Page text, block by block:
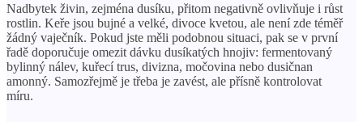
Nadbytek živin, zejména dusíku, přitom negativně ovlivňuje i růst
rostlin. Keře jsou bujné a velké, divoce kvetou, ale není zde téměř
žádný vaječník. Pokud jste měli podobnou situaci, pak se v první
řadě doporučuje omezit dávku dusíkatých hnojiv: fermentovaný
bylinný nálev, kuřecí trus, divizna, močovina nebo dusičnan
amonný. Samozřejmě je třeba je zavést, ale přísně kontrolovat
míru.